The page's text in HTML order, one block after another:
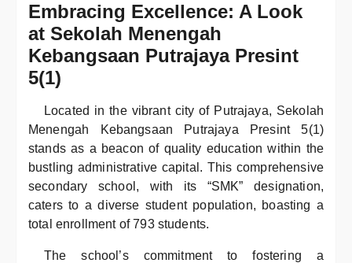
Embracing Excellence: A Look
at Sekolah Menengah
Kebangsaan Putrajaya Presint
5(1)
Located in the vibrant city of Putrajaya, Sekolah
Menengah Kebangsaan Putrajaya Presint 5(1)
stands as a beacon of quality education within the
bustling administrative capital. This comprehensive
secondary school, with its “SMK” designation,
caters to a diverse student population, boasting a
total enrollment of 793 students.
The school’s commitment to fostering a